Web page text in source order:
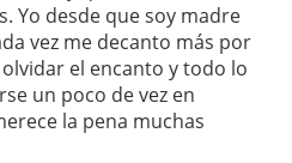
Yo desde que soy madre
vez me decanto más por
el encanto y todo lo
un poco de vez en
la pena muchas